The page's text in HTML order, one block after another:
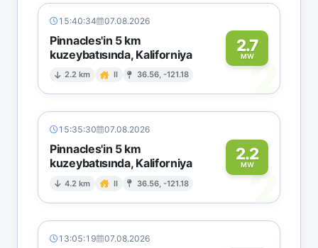
15:40:34 07.08.2026
Pinnacles'in 5 km
kuzeybatısında, Kaliforniya
2.2 km II 36.56, -121.18
2.7
MW2
15:35:30 07.08.2026
Pinnacles'in 5 km
kuzeybatısında, Kaliforniya
4.2 km II 36.56, -121.18
2.2
MW
2
13:05:19 07.08.2026